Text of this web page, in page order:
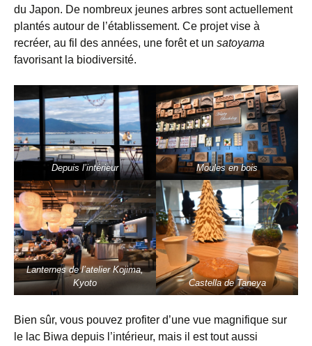
du Japon. De nombreux jeunes arbres sont actuellement
plantés autour de l’établissement. Ce projet vise à
recréer, au fil des années, une forêt et un satoyama
favorisant la biodiversité.
Depuis l’intérieur Moules en bois
Lanternes de l’atelier Kojima,
Kyoto
Castella de Taneya
Bien sûr, vous pouvez profiter d’une vue magnifique sur
le lac Biwa depuis l’intérieur, mais il est tout aussi